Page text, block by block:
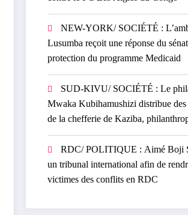
NEW-YORK/ SOCIÉTÉ :
Lusumba reçoit une réponse du
protection du programme Medicaid
SUD-KIVU/ SOCIÉTÉ : Le
Mwaka Kubihamushizi distribue des
de la chefferie de Kaziba,
RDC/ POLITIQUE : Aimé Boji
un tribunal international afin de
victimes des conflits en RDC